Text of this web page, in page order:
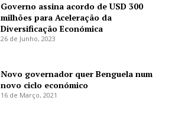
Governo assina acordo de USD 300
milhões para Aceleração da
Diversificação Económica
26 de Junho, 2023
Novo governador quer Benguela num
novo ciclo económico
16 de Março, 2021